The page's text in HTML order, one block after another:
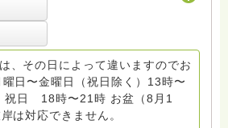
しています
、その日によって違いますのでお
日〜金曜日（祝日除く）13時〜
祝日 18時〜21時 お盆（8月1
は対応できません。